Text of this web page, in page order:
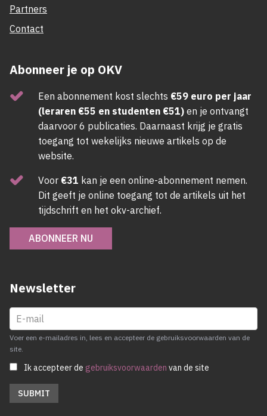
Partners
Contact
Abonneer je op OKV
Een abonnement kost slechts €59 euro per jaar
(leraren €55 en studenten €51) en je ontvangt
daarvoor 6 publicaties. Daarnaast krijg je gratis
toegang tot wekelijks nieuwe artikels op de
website.
Voor €31 kan je een online-abonnement nemen.
Dit geeft je online toegang tot de artikels uit het
tijdschrift en het okv-archief.
ABONNEER NU
Newsletter
Voer een e-mailadres in, lees en accepteer de gebruiksvoorwaarden van de
site.
Ik accepteer de gebruiksvoorwaarden van de site